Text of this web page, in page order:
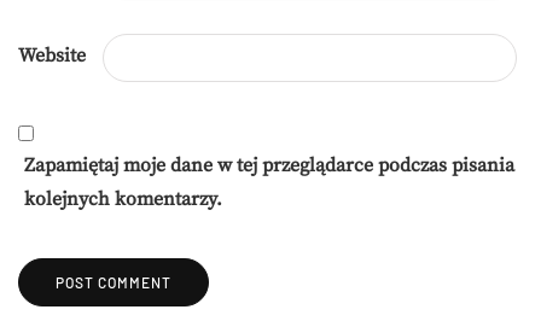
Website
Zapamiętaj moje dane w tej przeglądarce podczas pisania
kolejnych komentarzy.